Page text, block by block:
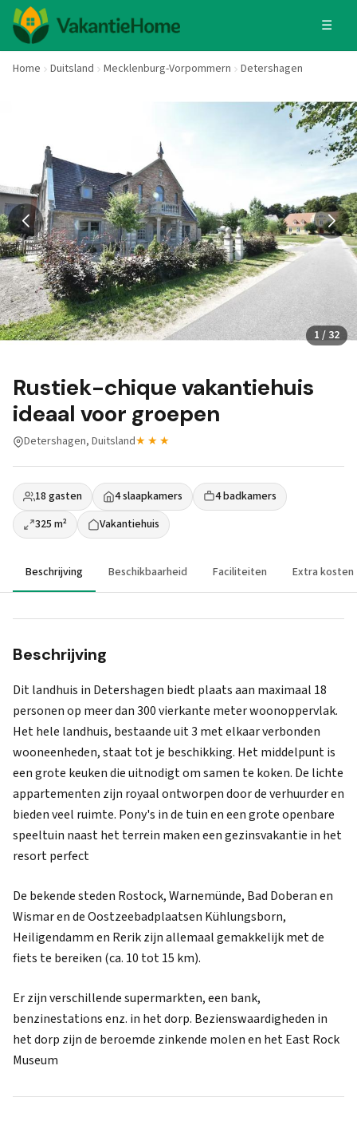
☰
Home Duitsland Mecklenburg-Vorpommern Detershagen
1 / 32
Rustiek-chique vakantiehuis
ideaal voor groepen
Detershagen, Duitsland★★★
18 gasten 4 slaapkamers
4 badkamers
325 m²
Vakantiehuis
Beschrijving Beschikbaarheid Faciliteiten Extra kosten
Beschrijving
Dit landhuis in Detershagen biedt plaats aan maximaal 18
personen op meer dan 300 vierkante meter woonoppervlak.
Het hele landhuis, bestaande uit 3 met elkaar verbonden
wooneenheden, staat tot je beschikking. Het middelpunt is
een grote keuken die uitnodigt om samen te koken. De lichte
appartementen zijn royaal ontworpen door de verhuurder en
bieden veel ruimte. Pony's in de tuin en een grote openbare
speeltuin naast het terrein maken een gezinsvakantie in het
resort perfect
De bekende steden Rostock, Warnemünde, Bad Doberan en
Wismar en de Oostzeebadplaatsen Kühlungsborn,
Heiligendamm en Rerik zijn allemaal gemakkelijk met de
fiets te bereiken (ca. 10 tot 15 km).
Er zijn verschillende supermarkten, een bank,
benzinestations enz. in het dorp. Bezienswaardigheden in
het dorp zijn de beroemde zinkende molen en het East Rock
Museum